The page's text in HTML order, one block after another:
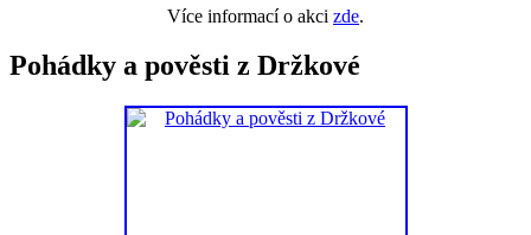
Více informací o akci zde.
Pohádky a pověsti z Držkové